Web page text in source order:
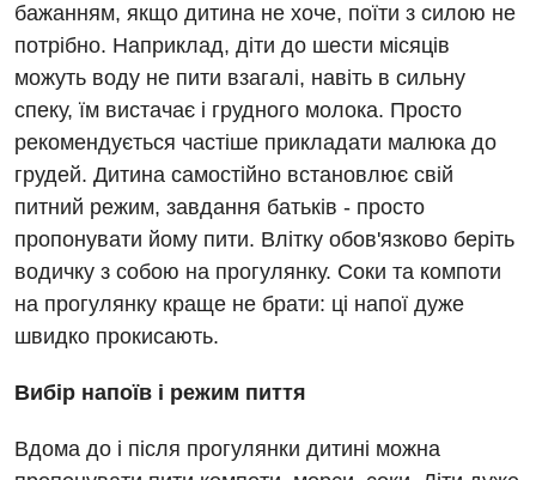
Відгуки
Відео
Інструментальна діагностика
Комп’ютерна томографія
Магнітно-резонансна томографія
Мамографія
Нейросонографія
Рентгенографія
УЗД
Алергологія, імунологія
Відділення інтенсивної терапії
Гінекологічне відділення
Денний стаціонар
Діагностичне відділення
Ендоскопічне відділення
Онкологічне відділлення
Офтальмологічне відділення
Педіатричне відділення
Декларування
Лікування гострого інфаркту
Національний скринінг здоров’я 40+
Українська
бажанням, якщо дитина не хоче, поїти з силою не
потрібно. Наприклад, діти до шести місяців
можуть воду не пити взагалі, навіть в сильну
спеку, їм вистачає і грудного молока. Просто
рекомендується частіше прикладати малюка до
грудей. Дитина самостійно встановлює свій
питний режим, завдання батьків - просто
пропонувати йому пити. Влітку обов'язково беріть
водичку з собою на прогулянку. Соки та компоти
на прогулянку краще не брати: ці напої дуже
швидко прокисають.
Вибір напоїв і режим пиття
Вдома до і після прогулянки дитині можна